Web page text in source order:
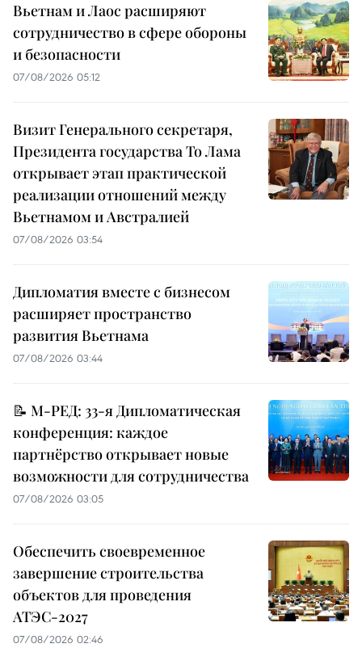
Вьетнам и Лаос расширяют
сотрудничество в сфере обороны
и безопасности
07/08/2026 05:12
Визит Генерального секретаря,
Президента государства То Лама
открывает этап практической
реализации отношений между
Вьетнамом и Австралией
07/08/2026 03:54
Дипломатия вместе с бизнесом
расширяет пространство
развития Вьетнама
07/08/2026 03:44
📝 М-РЕД: 33-я Дипломатическая
конференция: каждое
партнёрство открывает новые
возможности для сотрудничества
07/08/2026 03:05
Обеспечить своевременное
завершение строительства
объектов для проведения
АТЭС-2027
07/08/2026 02:46